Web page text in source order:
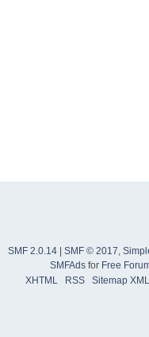
SMF 2.0.14 SMF © 2017
SMFAdsfor Free
XHTML
RSS Sitemap XML